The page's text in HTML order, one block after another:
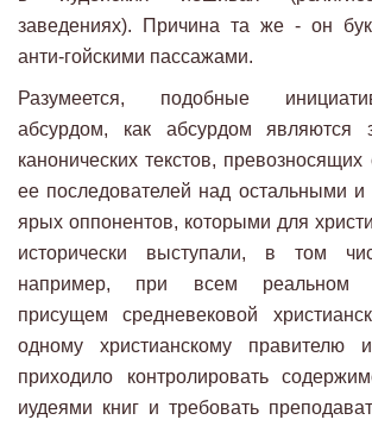
заведениях). Причина та же - он
анти-гойскими пассажами.
Разумеется, подобные
абсурдом, как абсурдом являются
канонических текстов,
ее последователей над остальными
ярых оппонентов, которыми для
исторически выступали, в том
например, при всем реальном
присущем средневековой
одному христианскому
приходило контролировать
иудеями книг и требовать